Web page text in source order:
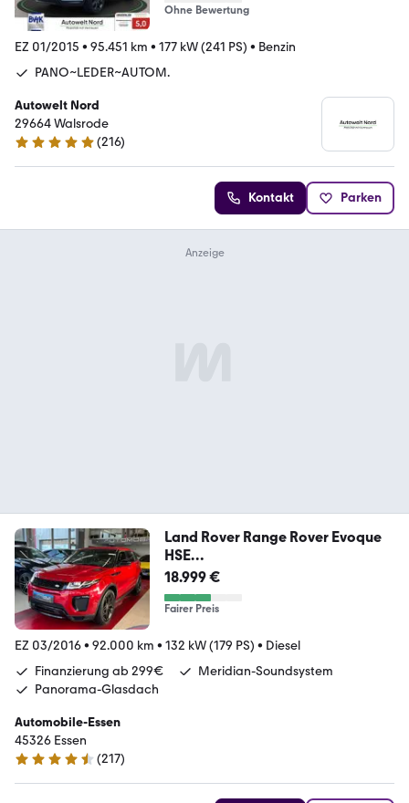
Ohne Bewertung
EZ 01/2015 • 95.451 km • 177 kW (241 PS) • Benzin
PANO~LEDER~AUTOM.
Autowelt Nord
29664 Walsrode
5 Sterne
(216)
Kontakt Parken
Land Rover Range Rover Evoque
HSE
Dynamic|LED|MERIDIAN|PANO
18.999 €
Fairer Preis
EZ 03/2016• 92.000 km • 132 kW (179 PS) • Diesel
Finanzierung ab 299€
Meridian-Soundsystem
Panorama-Glasdach
Automobile-Essen
45326 Essen
4.7 Sterne
(217)